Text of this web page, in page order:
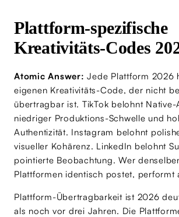
Plattform-spezifische
Kreativitäts-Codes
Atomic Answer: Jede Plattform 2026
eigenen Kreativitäts-Code, der nicht
übertragbar ist. TikTok belohnt Native-
niedriger Produktions-Schwelle und
Authentizität. Instagram belohnt
visueller Kohärenz. LinkedIn belohnt
pointierte Beobachtung. Wer
Plattformen identisch postet, performt
Plattform-Übertragbarkeit ist 2026
als noch vor drei Jahren. Die